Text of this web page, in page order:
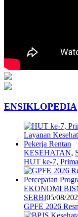
ENSIKLOPEDIA
KESEHATAN,
HUT ke-7,
EKONOMI
SERBI05/08/
GPFE 2026